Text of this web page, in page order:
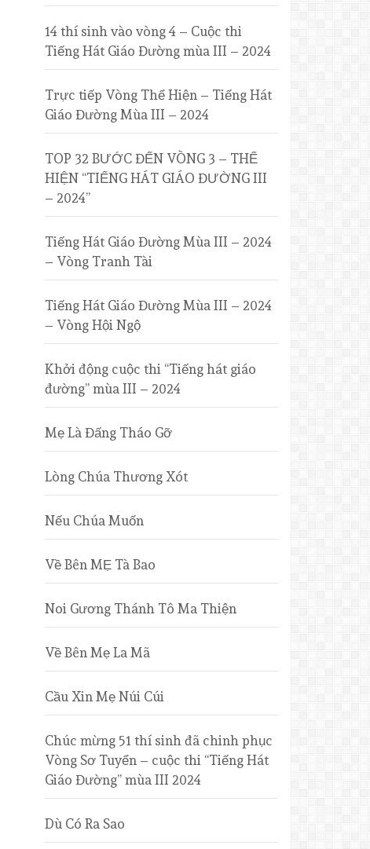
14 thí sinh vào vòng 4 – Cuộc thi
Tiếng Hát Giáo Đường mùa III – 2024
Trực tiếp Vòng Thể Hiện – Tiếng Hát
Giáo Đường Mùa III – 2024
TOP 32 BƯỚC ĐẾN VÒNG 3 – THỂ
HIỆN “TIẾNG HÁT GIÁO ĐƯỜNG III
– 2024”
Tiếng Hát Giáo Đường Mùa III – 2024
– Vòng Tranh Tài
Tiếng Hát Giáo Đường Mùa III – 2024
– Vòng Hội Ngộ
Khởi động cuộc thi “Tiếng hát giáo
đường” mùa III – 2024
Mẹ Là Đấng Tháo Gỡ
Lòng Chúa Thương Xót
Nếu Chúa Muốn
Về Bên MẸ Tà Bao
Noi Gương Thánh Tô Ma Thiện
Về Bên Mẹ La Mã
Cầu Xin Mẹ Núi Cúi
Chúc mừng 51 thí sinh đã chinh phục
Vòng Sơ Tuyển – cuộc thi “Tiếng Hát
Giáo Đường” mùa III 2024
Dù Có Ra Sao